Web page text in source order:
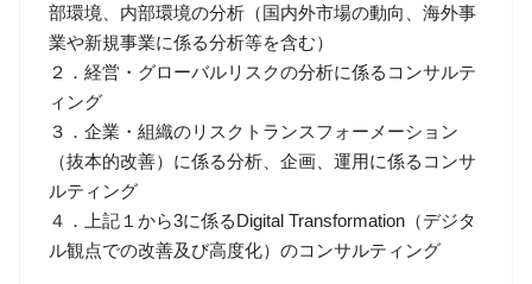
部環境、内部環境の分析（国内外市場の動向、海外事
業や新規事業に係る分析等を含む）
２．経営・グローバルリスクの分析に係るコンサルテ
ィング
３．企業・組織のリスクトランスフォーメーション
（抜本的改善）に係る分析、企画、運用に係るコンサ
ルティング
４．上記１から3に係るDigital Transformation（デジタ
ル観点での改善及び高度化）のコンサルティング